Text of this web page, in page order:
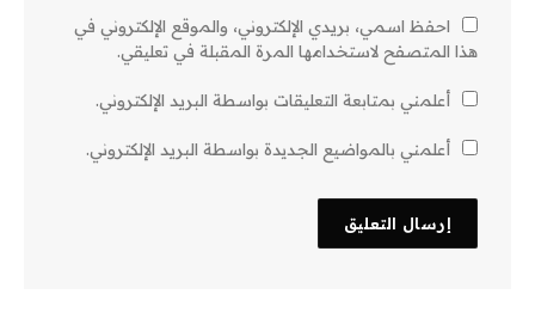
احفظ اسمي، بريدي الإلكتروني، والموقع الإلكتروني في
هذا المتصفح لاستخدامها المرة المقبلة في تعليقي.
أعلمني بمتابعة التعليقات بواسطة البريد الإلكتروني.
أعلمني بالمواضيع الجديدة بواسطة البريد الإلكتروني.